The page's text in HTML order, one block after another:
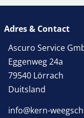
Adres & Contact
Ascuro Service
Eggenweg 24a
79540 Lörrach
Duitsland
info@kern-